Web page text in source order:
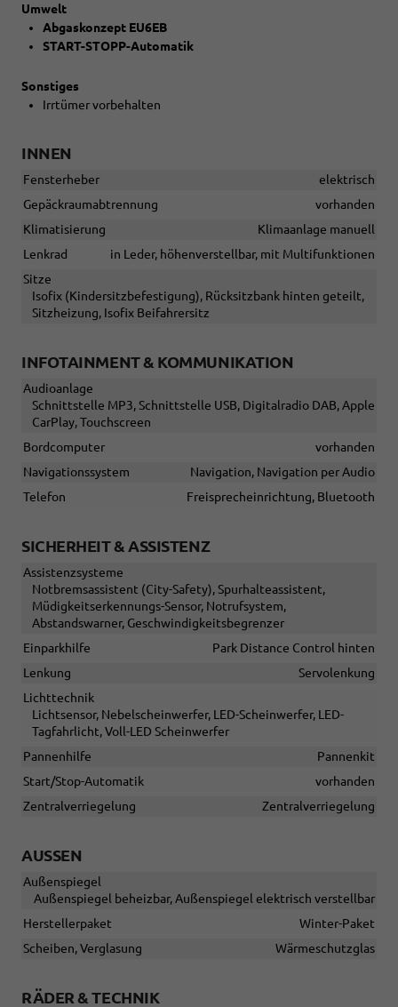
Umwelt
Abgaskonzept EU6EB
START-STOPP-Automatik
Sonstiges
Irrtümer vorbehalten
INNEN
Fensterheber
elektrisch
Gepäckraumabtrennung
vorhanden
Klimatisierung
Klimaanlage manuell
Lenkrad
in Leder, höhenverstellbar, mit Multifunktionen
Sitze
Isofix (Kindersitzbefestigung), Rücksitzbank hinten geteilt,
Sitzheizung, Isofix Beifahrersitz
INFOTAINMENT & KOMMUNIKATION
Audioanlage
Schnittstelle MP3, Schnittstelle USB, Digitalradio DAB, Apple
CarPlay, Touchscreen
Bordcomputer
vorhanden
Navigationssystem
Navigation, Navigation per Audio
Telefon
Freisprecheinrichtung, Bluetooth
SICHERHEIT & ASSISTENZ
Assistenzsysteme
Notbremsassistent (City-Safety), Spurhalteassistent,
Müdigkeitserkennungs-Sensor, Notrufsystem,
Abstandswarner, Geschwindigkeitsbegrenzer
Einparkhilfe
Park Distance Control hinten
Lenkung
Servolenkung
Lichttechnik
Lichtsensor, Nebelscheinwerfer, LED-Scheinwerfer, LED-
Tagfahrlicht, Voll-LED Scheinwerfer
Pannenhilfe
Pannenkit
Start/Stop-Automatik
vorhanden
Zentralverriegelung
Zentralverriegelung
AUSSEN
Außenspiegel
Außenspiegel beheizbar, Außenspiegel elektrisch verstellbar
Herstellerpaket
Winter-Paket
Scheiben, Verglasung
Wärmeschutzglas
RÄDER & TECHNIK